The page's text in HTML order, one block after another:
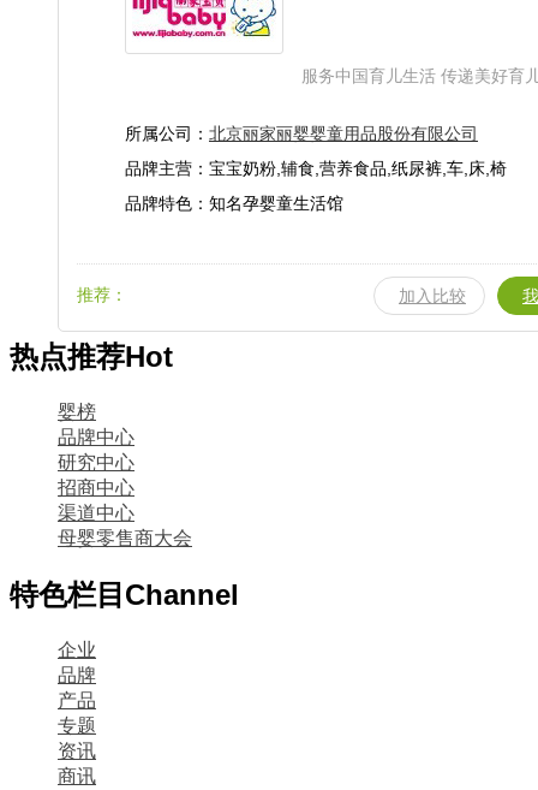
服务中国育儿生活 传递美好育
所属公司： 北京丽家丽婴婴童用品股份有限公司
品牌主营：宝宝奶粉,辅食,营养食品,纸尿裤,车,床,椅
品牌特色：知名孕婴童生活馆
推荐： 加入比较
热点推荐Hot
婴榜
品牌中心
研究中心
招商中心
渠道中心
母婴零售商大会
特色栏目 Channel
企业
品牌
产品
专题
资讯
商讯